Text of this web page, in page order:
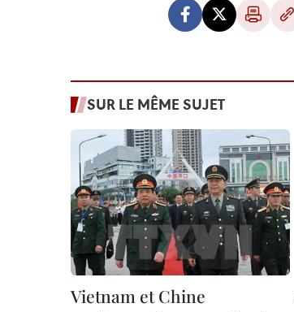
SUR LE MÊME SUJET
Vietnam et Chine